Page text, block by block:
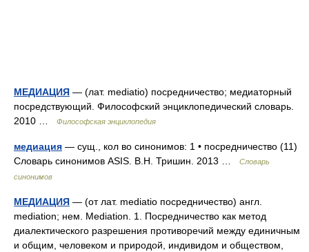
МЕДИАЦИЯ — (лат. mediatio) посредничество; медиаторный
посредствующий. Философский энциклопедический словарь.
2010 …
Философская энциклопедия
медиация — сущ., кол во синонимов: 1 • посредничество (11)
Словарь синонимов ASIS. В.Н. Тришин. 2013 …
Словарь
синонимов
МЕДИАЦИЯ — (от лат. mediatio посредничество) англ.
mediation; нем. Mediation. 1. Посредничество как метод
диалектического разрешения противоречий между единичным
и общим, человеком и природой, индивидом и обществом,